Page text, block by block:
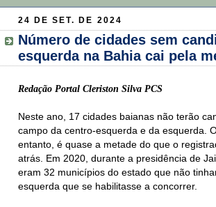
24 DE SET. DE 2024
Número de cidades sem
esquerda na Bahia cai pela
Redação Portal Cleriston Silva PCS
Neste ano, 17 cidades baianas não terão
campo da centro-esquerda e da esquerda.
entanto, é quase a metade do que o
atrás. Em 2020, durante a presidência de
eram 32 municípios do estado que não
esquerda que se habilitasse a concorrer.